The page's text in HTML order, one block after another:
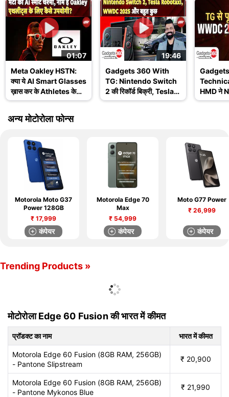
01:07
Meta Oakley HSTN:
क्या ये AI Smart Glasses
ख़ास कर के Athletes के
लिए हैं? जानिए इसके
Features
19:46
Gadgets 360 With
TG: Nintendo Switch
2 की रिकॉर्ड बिक्री, Tesla
Robotaxi और WWDC
HMD ने
खत्म
अन्य मोटोरोला फोन्स
Motorola Moto G37
Power 128GB
₹ 17,999
कंपेयर
Motorola Edge 70
Max
₹ 54,999
कंपेयर
Moto G77 Power
₹ 26,999
कंपेयर
Trending Products »
मोटोरोला Edge 60 Fusion की भारत में कीमत
प्रॉडक्ट का नाम भारत में कीमत
Motorola Edge 60 Fusion (8GB RAM, 256GB)
- Pantone Slipstream
₹ 20,900
Motorola Edge 60 Fusion (8GB RAM, 256GB)
- Pantone Mykonos Blue
₹ 21,990